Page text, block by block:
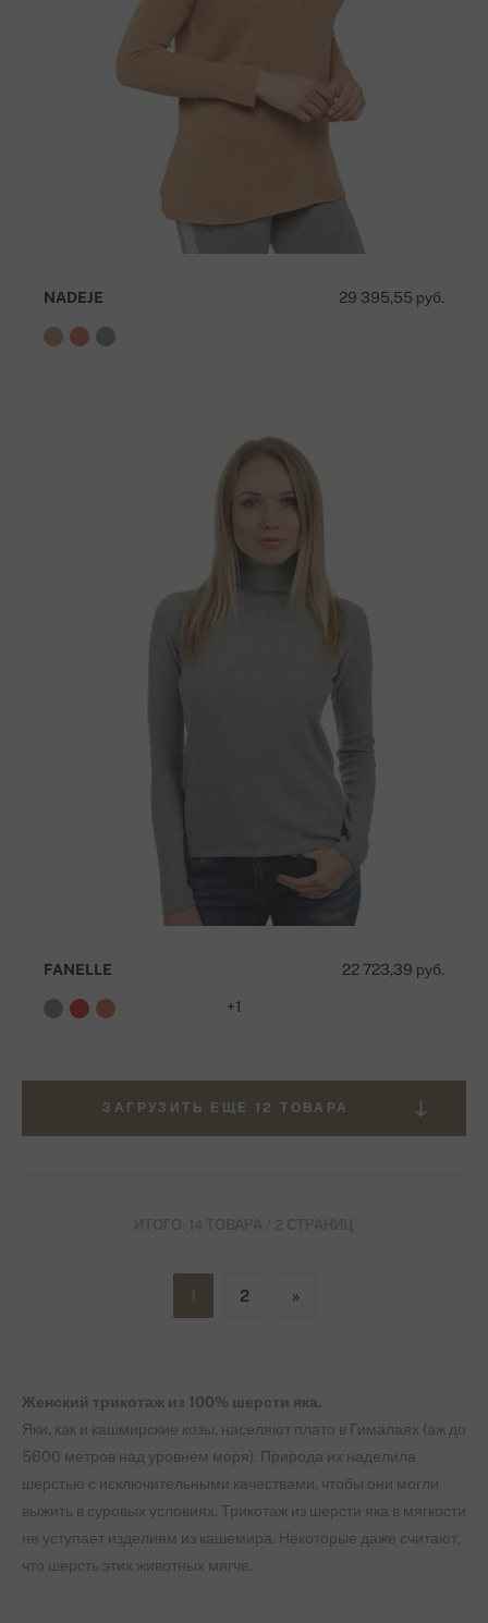
29 395,55 руб.
NADEJE
22 723,39 руб.
FANELLE
+1
ЗАГРУЗИТЬ ЕЩЕ 12 ТОВАРА
2 »
Женский трикотаж из 100% шерсти яка.
Яки, как и кашмирские козы, населяют плато в Гималаях (аж до
5600 метров над уровнем моря). Природа их наделила
шерстью с исключительными качествами, чтобы они могли
выжить в суровых условиях. Трикотаж из шерсти яка в мягкости
не уступает изделиям из кашемира. Некоторые даже считают,
что шерсть этих животных мягче.